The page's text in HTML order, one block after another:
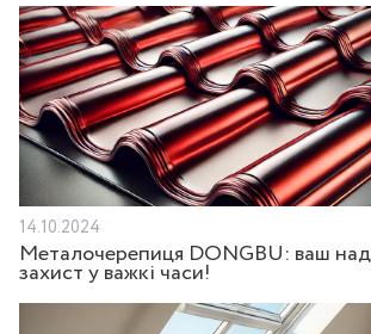
14.10.2024
Металочерепиця DONGBU: ваш
захист у важкі часи!